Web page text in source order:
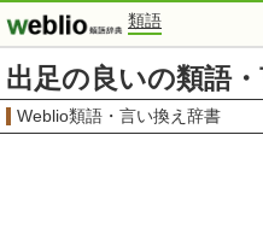
類語
出足の良いの類語
Weblio類語・言い換え辞書